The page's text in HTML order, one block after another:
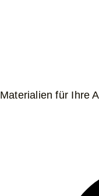
Materialien für Ihre